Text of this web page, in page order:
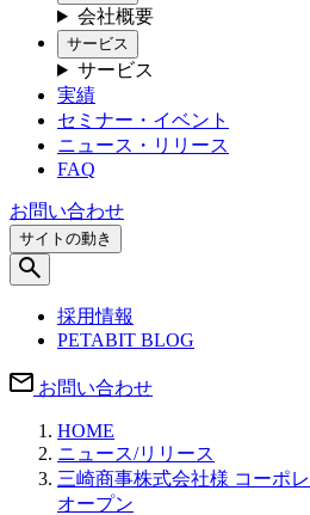
会社概要
サービス
サービス
実績
セミナー・イベント
ニュース・リリース
FAQ
お問い合わせ
サイトの動き
採用情報
PETABIT BLOG
お問い合わせ
HOME
ニュース/リリース
三崎商事株式会社様 コーポ
オープン